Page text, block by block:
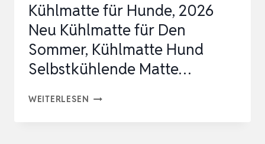
Kühlmatte für Hunde, 2026
Neu Kühlmatte für Den
Sommer, Kühlmatte Hund
Selbstkühlende Matte…
WEITERLESEN KÜHLMATTE